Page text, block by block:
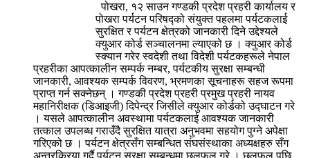
पोखरा, १२ साउन गण्डकी प्रदेश प्रहरी कार्यालय र
पोखरा पर्यटन परिषद्को संयुक्त पहलमा पर्यटकलाई
सुरक्षित र पर्यटन क्षेत्रको जानकारी दिने उद्देश्यले
क्युआर कोर्ड सञ्चालनमा ल्याएको छ । क्युआर कोर्ड
स्क्यान गरेर स्वदेशी तथा विदेशी पर्यटकहरूले नेपाल
प्रहरीका आपत्कालीन सम्पर्क नम्बर, पर्यटकीय सुरक्षा सम्बन्धी
जानकारी, आवश्यक सम्पर्क विवरण, भ्रमणका सूचनाहरू सहज रूपमा
प्राप्त गर्न सक्नेछन् । गण्डकी प्रदेश प्रहरी प्रमुख प्रहरी नायव
महानिरीक्षक (डिआइजी) दिपेन्द्र जिसीले क्युआर कोर्डको उद्घाटन गरे
। यसले आपत्कालीन अवस्थामा पर्यटकलाई आवश्यक जानकारी
तत्काल उपलब्ध गराउँदै सुरक्षित यात्रा अनुभवमा सहयोग पुग्ने अपेक्षा
गरिएको छ । पर्यटन क्षेत्रसँग सम्बन्धित संघसंस्थाका अध्यक्षहरु सँग